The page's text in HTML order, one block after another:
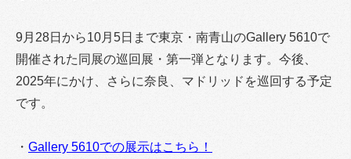
9月28日から10月5日まで東京・南青山のGallery 5610で
開催された同展の巡回展・第一弾となります。今後、
2025年にかけ、さらに奈良、マドリッドを巡回する予定
です。
・ Gallery 5610での展示はこちら！